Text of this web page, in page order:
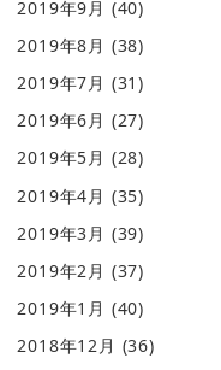
2019年9月 (40)
2019年8月 (38)
2019年7月 (31)
2019年6月 (27)
2019年5月 (28)
2019年4月 (35)
2019年3月 (39)
2019年2月 (37)
2019年1月 (40)
2018年12月 (36)